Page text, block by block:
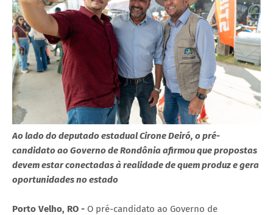
Ao lado do deputado estadual Cirone Deiró, o pré-
candidato ao Governo de Rondônia afirmou que propostas
devem estar conectadas à realidade de quem produz e gera
oportunidades no estado
Porto Velho, RO - O pré-candidato ao Governo de